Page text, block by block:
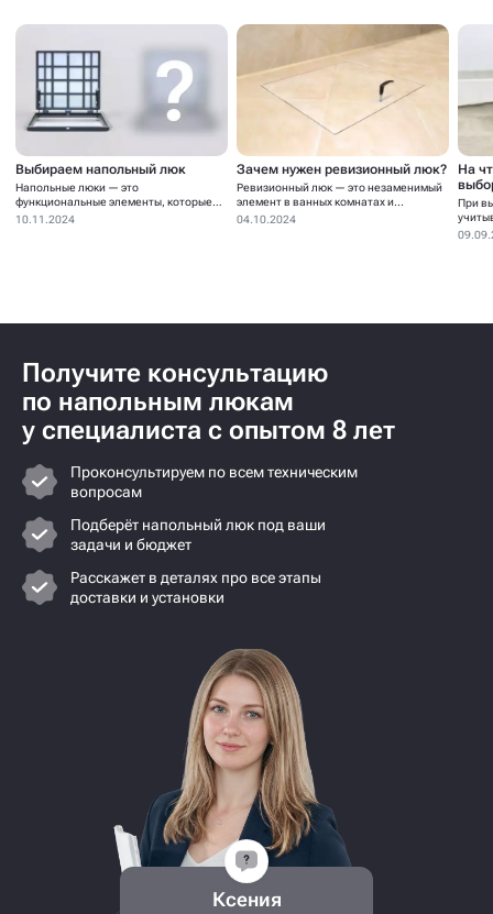
Выбираем напольный люк
Напольные люки — это
функциональные элементы, которые
устанавливаются для...
10.11.2024
Зачем нужен ревизионный люк?
Ревизионный люк — это незаменимый
элемент в ванных комнатах и...
04.10.2024
На
При
Получите консультацию
по напольным люкам
у специалиста с опытом 8 лет
Проконсультируем по всем техническим
вопросам
Подберёт напольный люк под ваши
задачи и бюджет
Расскажет в деталях про все этапы
доставки и установки
Ксения